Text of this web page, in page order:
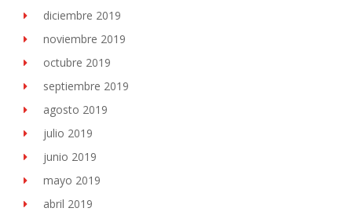
diciembre 2019
noviembre 2019
octubre 2019
septiembre 2019
agosto 2019
julio 2019
junio 2019
mayo 2019
abril 2019